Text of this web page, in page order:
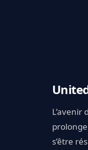
L’avenir
s’être